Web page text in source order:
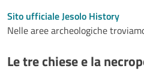
Sito ufficiale Jesolo History
Nelle aree archeologiche
Le tre chiese e la